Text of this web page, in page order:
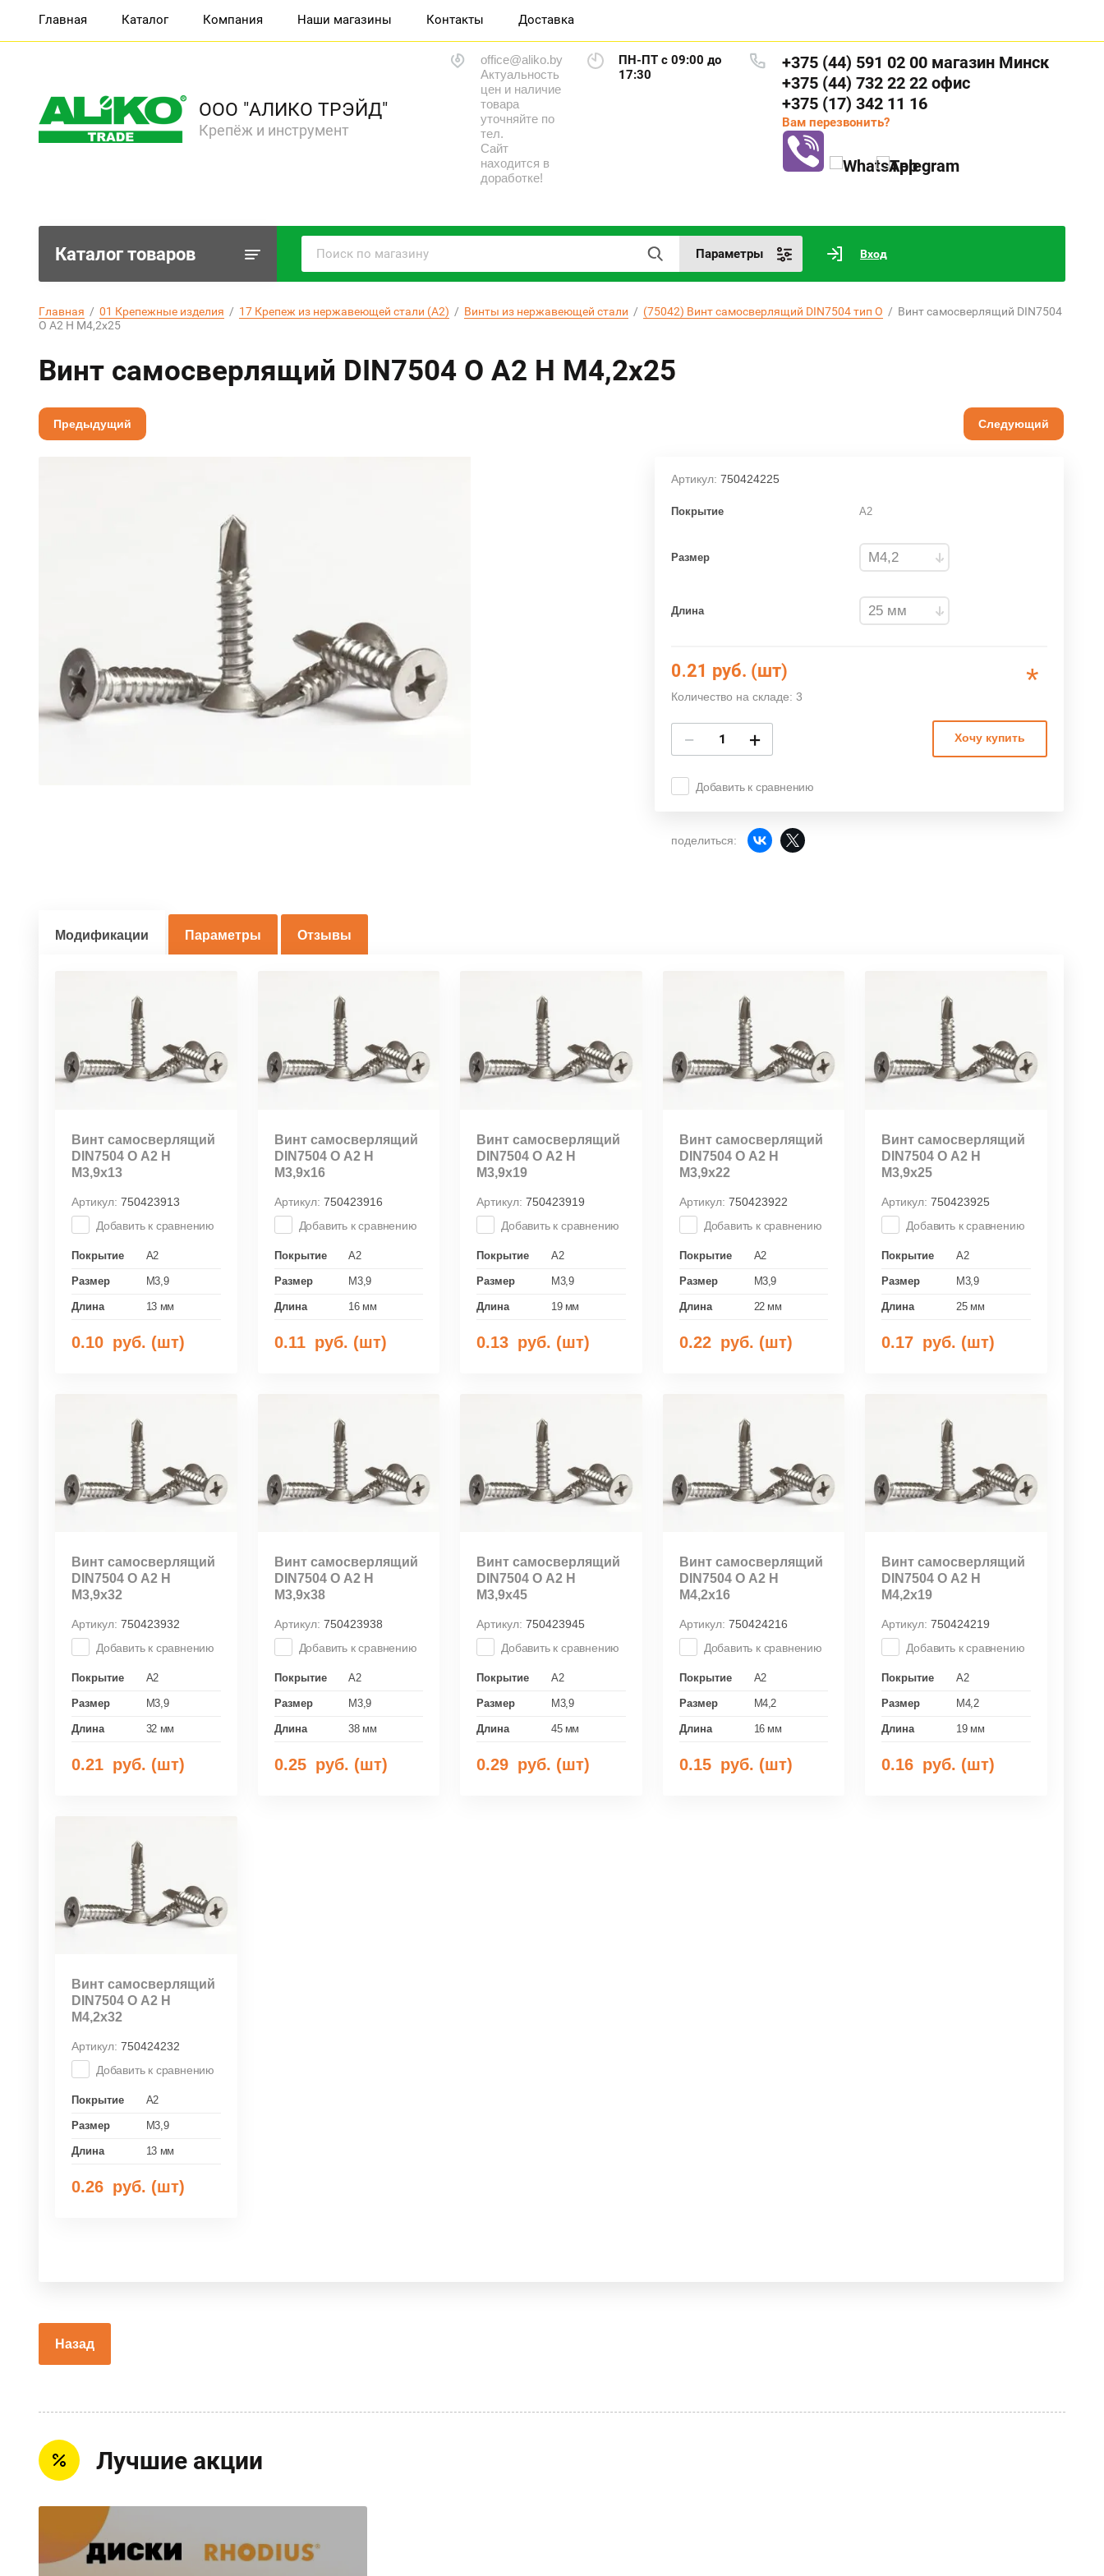
Главная Каталог Компания Наши магазины Контакты Доставка
ООО "АЛИКО ТРЭЙД"
Крепёж и инструмент
office@aliko.by
Актуальность
цен и наличие
товара
уточняйте по
тел.
Сайт
находится в
доработке!
ПН-ПТ с 09:00 до
17:30
+375 (44) 591 02 00 магазин Минск
+375 (44) 732 22 22 офис
+375 (17) 342 11 16
Вам перезвонить?
Каталог товаров Параметры Вход
Главная
  /
01 Крепежные изделия
  /
17 Крепеж из нержавеющей стали (А2)
  /
Винты из нержавеющей стали
  /
(75042) Винт самосверлящий DIN7504 тип О
  /  Винт самосверлящий DIN7504
О А2 Н М4,2х25
Винт самосверлящий DIN7504 О А2 Н М4,2х25
Предыдущий Следующий
Артикул: 750424225
Покрытие A2
Размер
Длина
0.21 руб. (шт)
Количество на складе: 3 *
− + Хочу купить
Добавить к сравнению
поделиться:
Модификации Параметры Отзывы
Винт самосверлящий
DIN7504 О А2 Н
М3,9х13
Артикул: 750423913
Добавить к сравнению
Покрытие A2
Размер M3,9
Длина 13 мм
0.10 руб. (шт)
Винт самосверлящий
DIN7504 О А2 Н
М3,9х16
Артикул: 750423916
Добавить к сравнению
Покрытие A2
Размер M3,9
Длина 16 мм
0.11 руб. (шт)
Винт самосверлящий
DIN7504 О А2 Н
М3,9х19
Артикул: 750423919
Добавить к сравнению
Покрытие A2
Размер M3,9
Длина 19 мм
0.13 руб. (шт)
Винт самосверлящий
DIN7504 О А2 Н
М3,9х22
Артикул: 750423922
Добавить к сравнению
Покрытие A2
Размер M3,9
Длина 22 мм
0.22 руб. (шт)
Винт самосверлящий
DIN7504 О А2 Н
М3,9х25
Артикул: 750423925
Добавить к сравнению
Покрытие A2
Размер M3,9
Длина 25 мм
0.17 руб. (шт)
Винт самосверлящий
DIN7504 О А2 Н
М3,9х32
Артикул: 750423932
Добавить к сравнению
Покрытие A2
Размер M3,9
Длина 32 мм
0.21 руб. (шт)
Винт самосверлящий
DIN7504 О А2 Н
М3,9х38
Артикул: 750423938
Добавить к сравнению
Покрытие A2
Размер M3,9
Длина 38 мм
0.25 руб. (шт)
Винт самосверлящий
DIN7504 О А2 Н
М3,9х45
Артикул: 750423945
Добавить к сравнению
Покрытие A2
Размер M3,9
Длина 45 мм
0.29 руб. (шт)
Винт самосверлящий
DIN7504 О А2 Н
М4,2х16
Артикул: 750424216
Добавить к сравнению
Покрытие A2
Размер M4,2
Длина 16 мм
0.15 руб. (шт)
Винт самосверлящий
DIN7504 О А2 Н
М4,2х19
Артикул: 750424219
Добавить к сравнению
Покрытие A2
Размер M4,2
Длина 19 мм
0.16 руб. (шт)
Винт самосверлящий
DIN7504 О А2 Н
М4,2х32
Артикул: 750424232
Добавить к сравнению
Покрытие A2
Размер M3,9
Длина 13 мм
0.26 руб. (шт)
Назад
Лучшие акции